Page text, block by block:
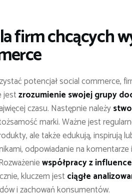
firm chcących
potencjał social commerce,
jestzrozumienie swojej grupy
czasu. Następnie należy
marki. Ważne jest
ale także edukują, inspirują
odpowiadanie na
współpracy z
kluczem jestciągłe
i zachowań konsumentów.